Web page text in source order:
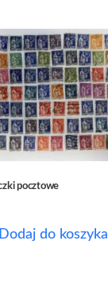
pocztowe
Dodaj do koszyka